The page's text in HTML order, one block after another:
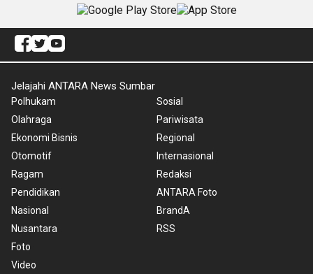
Jelajahi ANTARA News Sumbar
Polhukam
Olahraga
Ekonomi Bisnis
Otomotif
Ragam
Pendidikan
Nasional
Nusantara
Foto
Video
Sosial
Pariwisata
Regional
Internasional
Redaksi
ANTARA Foto
BrandA
RSS